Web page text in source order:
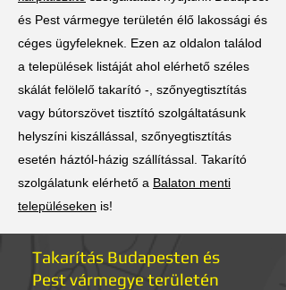
és Pest vármegye területén élő lakossági és
céges ügyfeleknek. Ezen az oldalon találod
a települések listáját ahol elérhető széles
skálát felölelő takarító -, szőnyegtisztítás
vagy bútorszövet tisztító szolgáltatásunk
helyszíni kiszállással, szőnyegtisztítás
esetén háztól-házig szállítással. Takarító
szolgálatunk elérhető a Balaton menti
településeken is!
Takarítás Budapesten és
Pest vármegye területén